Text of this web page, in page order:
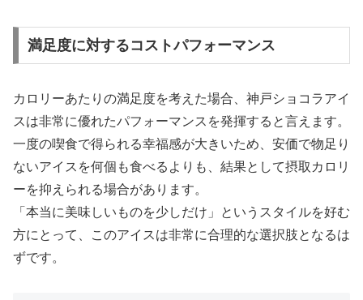
満足度に対するコストパフォーマンス
カロリーあたりの満足度を考えた場合、神戸ショコラアイ
スは非常に優れたパフォーマンスを発揮すると言えます。
一度の喫食で得られる幸福感が大きいため、安価で物足り
ないアイスを何個も食べるよりも、結果として摂取カロリ
ーを抑えられる場合があります。
「本当に美味しいものを少しだけ」というスタイルを好む
方にとって、このアイスは非常に合理的な選択肢となるは
ずです。